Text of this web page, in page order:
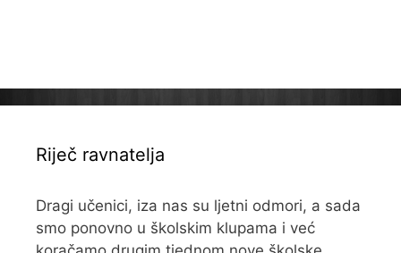
Riječ ravnatelja
Dragi učenici, iza nas su ljetni odmori, a sada
smo ponovno u školskim klupama i već